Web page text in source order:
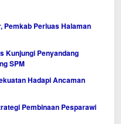
Pemkab Perluas Halaman
Kunjungi Penyandang
SPM
Hadapi Ancaman
Pembinaan Pesparawi